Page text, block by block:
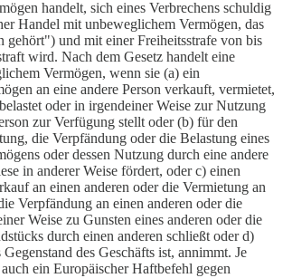
handelt, sich eines Verbrechens schuldig
Handel mit unbeweglichem Vermögen, das
gehört") und mit einer Freiheitsstrafe von bis
wird. Nach dem Gesetz handelt eine
Vermögen, wenn sie (a) ein
an eine andere Person verkauft, vermietet,
oder in irgendeiner Weise zur Nutzung
zur Verfügung stellt oder (b) für den
die Verpfändung oder die Belastung eines
oder dessen Nutzung durch eine andere
in anderer Weise fördert, oder c) einen
an einen anderen oder die Vermietung an
Verpfändung an einen anderen oder die
Weise zu Gunsten eines anderen oder die
durch einen anderen schließt oder d)
des Geschäfts ist, annimmt. Je
ein Europäischer Haftbefehl gegen